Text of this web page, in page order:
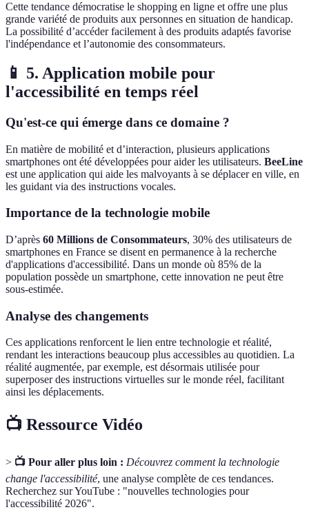
Cette tendance démocratise le shopping en ligne et offre une plus
grande variété de produits aux personnes en situation de handicap.
La possibilité d’accéder facilement à des produits adaptés favorise
l'indépendance et l’autonomie des consommateurs.
📱 5. Application mobile pour
l'accessibilité en temps réel
Qu'est-ce qui émerge dans ce domaine ?
En matière de mobilité et d’interaction, plusieurs applications
smartphones ont été développées pour aider les utilisateurs. BeeLine
est une application qui aide les malvoyants à se déplacer en ville, en
les guidant via des instructions vocales.
Importance de la technologie mobile
D’après 60 Millions de Consommateurs, 30% des utilisateurs de
smartphones en France se disent en permanence à la recherche
d'applications d'accessibilité. Dans un monde où 85% de la
population possède un smartphone, cette innovation ne peut être
sous-estimée.
Analyse des changements
Ces applications renforcent le lien entre technologie et réalité,
rendant les interactions beaucoup plus accessibles au quotidien. La
réalité augmentée, par exemple, est désormais utilisée pour
superposer des instructions virtuelles sur le monde réel, facilitant
ainsi les déplacements.
📺 Ressource Vidéo
> 📺 Pour aller plus loin : Découvrez comment la technologie
change l'accessibilité, une analyse complète de ces tendances.
Recherchez sur YouTube : "nouvelles technologies pour
l'accessibilité 2026".